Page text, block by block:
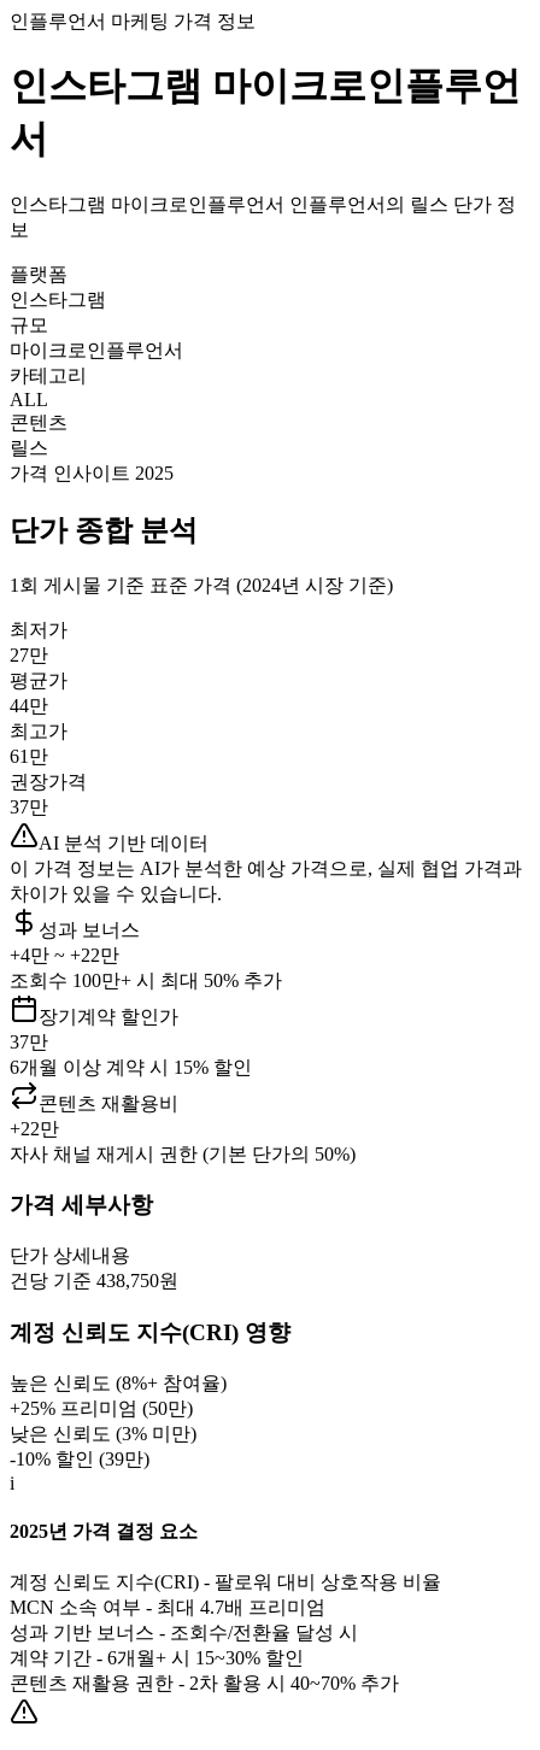
인플루언서 마케팅 가격 정보
인스타그램 마이크로인플루언
서
인스타그램 마이크로인플루언서 인플루언서의 릴스 단가 정
보
플랫폼
인스타그램
규모
마이크로인플루언서
카테고리
ALL
콘텐츠
릴스
가격 인사이트 2025
단가종합 분석
1회 게시물 기준 표준 가격 (2024년 시장 기준)
최저가
27만
평균가
44만
최고가
61만
권장가격
37만
AI 분석 기반 데이터
이 가격 정보는 AI가 분석한 예상 가격으로, 실제 협업 가격과
차이가 있을 수 있습니다.
성과 보너스
+4만 ~ +22만
조회수 100만+ 시 최대 50% 추가
장기계약 할인가
37만
6개월 이상 계약 시 15% 할인
콘텐츠 재활용비
+22만
자사 채널 재게시 권한 (기본 단가의 50%)
가격 세부사항
단가 상세내용
건당 기준 438,750원
계정 신뢰도 지수(CRI) 영향
높은 신뢰도 (8%+ 참여율)
+25% 프리미엄 (50만)
낮은 신뢰도 (3% 미만)
-10% 할인 (39만)
i
2025년 가격 결정 요소
계정 신뢰도 지수(CRI) - 팔로워 대비 상호작용 비율
MCN 소속 여부 - 최대 4.7배 프리미엄
성과 기반 보너스 - 조회수/전환율 달성 시
계약 기간 - 6개월+ 시 15~30% 할인
콘텐츠 재활용 권한 - 2차 활용 시 40~70% 추가